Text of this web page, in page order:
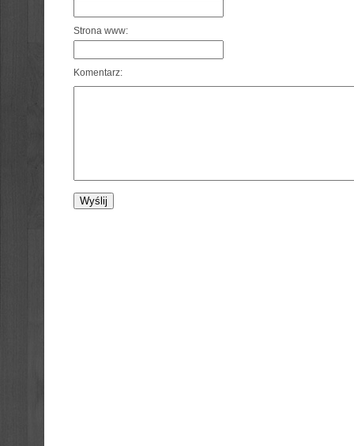
Strona www:
Komentarz: